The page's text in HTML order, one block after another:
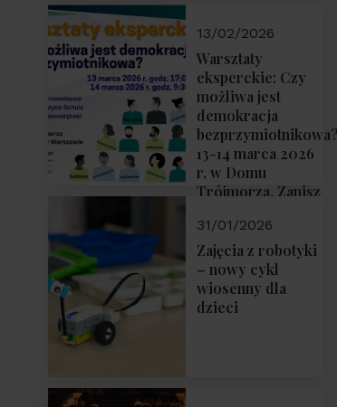
13/02/2026
Warsztaty
eksperckie: Czy
możliwa jest
demokracja
13-14 marca 2026
r. w Domu
Trójmorza. Zapisz
31/01/2026
Zajęcia z robotyki
– nowy cykl
wiosenny dla
dzieci